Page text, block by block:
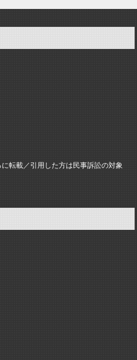
転載／引用した方は民事訴訟の対象